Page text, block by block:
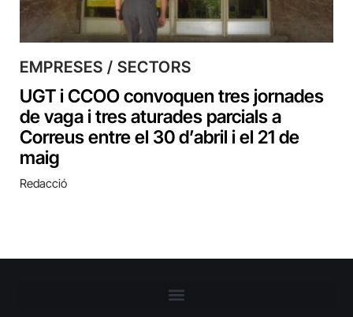
EMPRESES / SECTORS
UGT i CCOO convoquen tres jornades
de vaga i tres aturades parcials a
Correus entre el 30 d’abril i el 21 de
maig
Redacció